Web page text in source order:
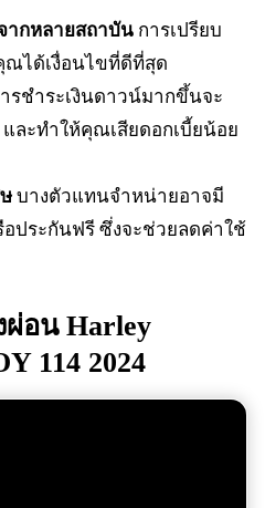
ากหลายสถาบัน การเปรียบ
ณได้เงื่อนไขที่ดีที่สุด
รชำระเงินดาวน์มากขึ้นจะ
ละทำให้คุณเสียดอกเบี้ยน้อย
บางตัวแทนจำหน่ายอาจมี
ประกันฟรี ซึ่งจะช่วยลดค่าใช้
ผ่อน Harley
114 2024